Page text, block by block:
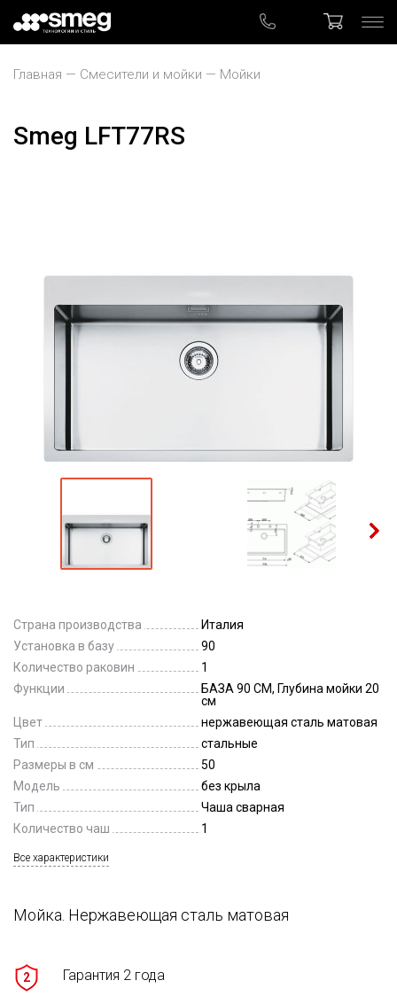
Главная Смесители и мойки Мойки
Smeg LFT77RS
Страна производства
Италия
Установка в базу
90
Количество раковин
1
Функции
БАЗА 90 СМ, Глубина мойки 20
см
Цвет
нержавеющая сталь матовая
Тип
стальные
Размеры в см
50
Модель
без крыла
Тип
Чаша сварная
Количество чаш
1
Все характеристики
Мойка. Нержавеющая сталь матовая
2
Гарантия 2 года